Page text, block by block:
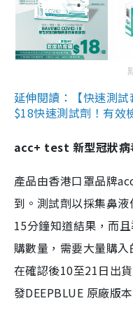
延伸閱讀：【快速測
$18快速測試劑！有
acc+ test 新型冠狀病
產品由香港口罩品牌
到。測試劑以採集鼻
15分鐘知道結果，而
購數量，需要大量購
在確認後10至21日出
發DEEPBLUE 原廠版本